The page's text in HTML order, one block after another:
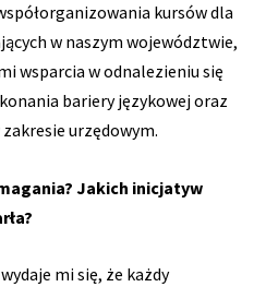
kursów dla
w naszym województwie,
wsparcia w odnalezieniu się
bariery językowej oraz
urzędowym.
Jakich inicjatyw
mi się, że każdy